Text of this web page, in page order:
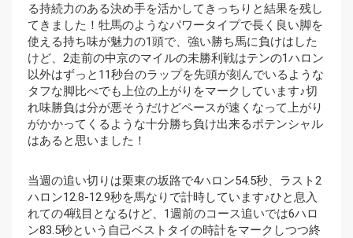
る持続力のある決め手を活かしてきっちりと結果を残し
てきました！牡馬のようなパワータイプで長く良い脚を
使える持ち味が魅力の1頭で、強い勝ち馬に負けはした
けど、2走前の中京のマイルの未勝利戦はテンの1ハロン
以外はずっと11秒台のラップを先頭が刻んでいるような
タフな脚比べでも上位の上がりをマークしています♪切
れ味勝負は分が悪そうだけどペースが速くなって上がり
がかかってくるような十分勝ち負け出来るポテンシャル
はあると思いました！
当週の追い切りは栗東の坂路で4ハロン54.5秒、ラスト2
ハロン12.8-12.9秒を馬なりで計時しています♪ひと息入
れての4戦目となるけど、1週前のコース追いでは6ハロ
ン83.5秒という自己ベストタイの時計をマークしつつ終